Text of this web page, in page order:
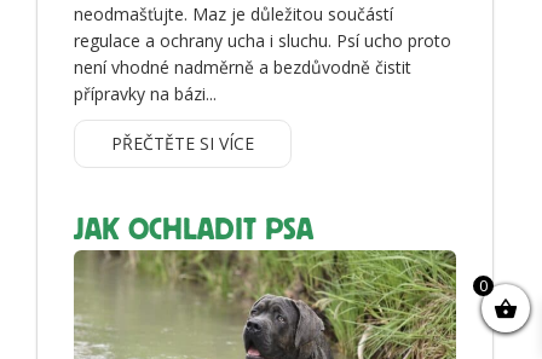
neodmašťujte. Maz je důležitou součástí
regulace a ochrany ucha i sluchu. Psí ucho proto
není vhodné nadměrně a bezdůvodně čistit
přípravky na bázi...
PŘEČTĚTE SI VÍCE
JAK OCHLADIT PSA
0